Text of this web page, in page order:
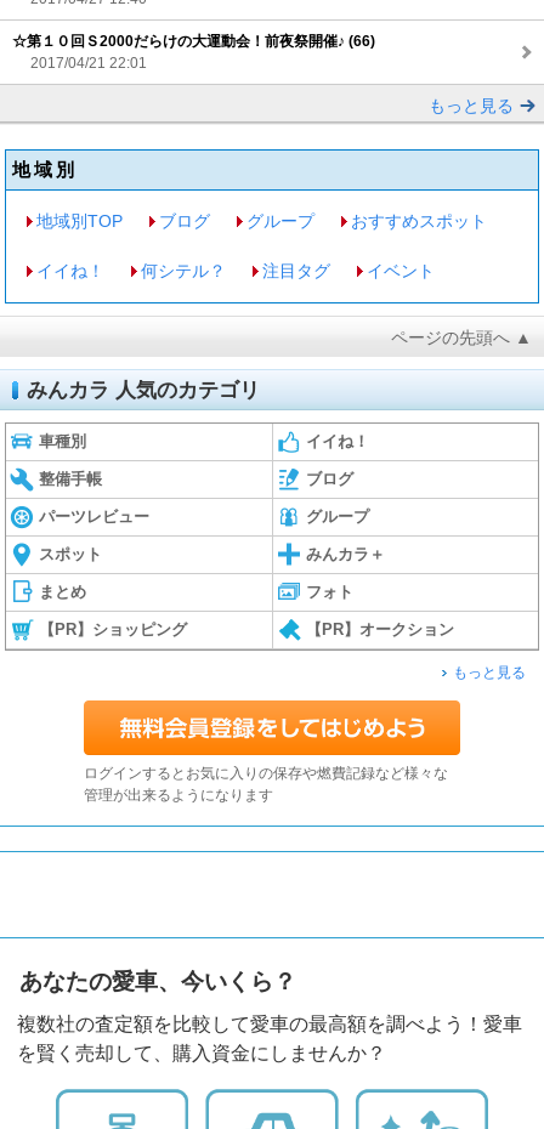
☆第１０回Ｓ2000だらけの大運動会！前夜祭開催♪ (66)
2017/04/21 22:01
もっと見る
地域別
地域別TOP ブログ グループ おすすめスポット
イイね！ 何シテル？ 注目タグ イベント
ページの先頭へ ▲
みんカラ 人気のカテゴリ
車種別 イイね！
整備手帳 ブログ
パーツレビュー グループ
スポット みんカラ＋
まとめ フォト
【PR】ショッピング 【PR】オークション
もっと見る
ログインするとお気に入りの保存や燃費記録など様々な
管理が出来るようになります
あなたの愛車、今いくら？
複数社の査定額を比較して愛車の最高額を調べよう！愛車
を賢く売却して、購入資金にしませんか？